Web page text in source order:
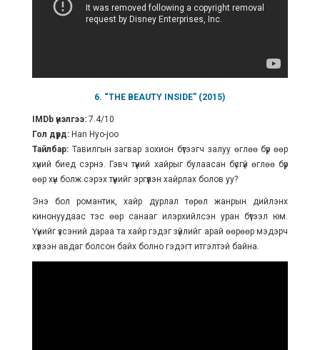
6. “THE BEAUTY INSIDE” (2015)
IMDb үнэлгээ: 7.4/10
Гол дүрд: Han Hyo-joo
Тайлбар: Тавилгын загвар зохион бүтээгч залуу өглөө бүр өөр
хүний биед сэрнэ. Гэвч түүний хайрыг булаасан бүсгүй өглөө бүр
өөр хүн болж сэрэх түүнийг эргүүлэн хайрлах болов уу?
Энэ бол романтик, хайр дурлал төрөл жанрын дийлэнх
кинонуудаас тэс өөр санааг илэрхийлсэн уран бүтээл юм.
Үүнийг үзсэний дараа та хайр гэдэг зүйлийг арай өөрөөр мэдэрч
хүлээн авдаг болсон байх болно гэдэгт итгэлтэй байна.